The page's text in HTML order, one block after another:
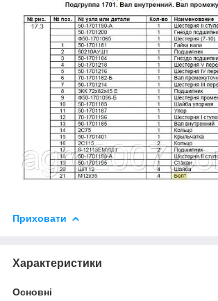
Приховати
Характеристики
Основні